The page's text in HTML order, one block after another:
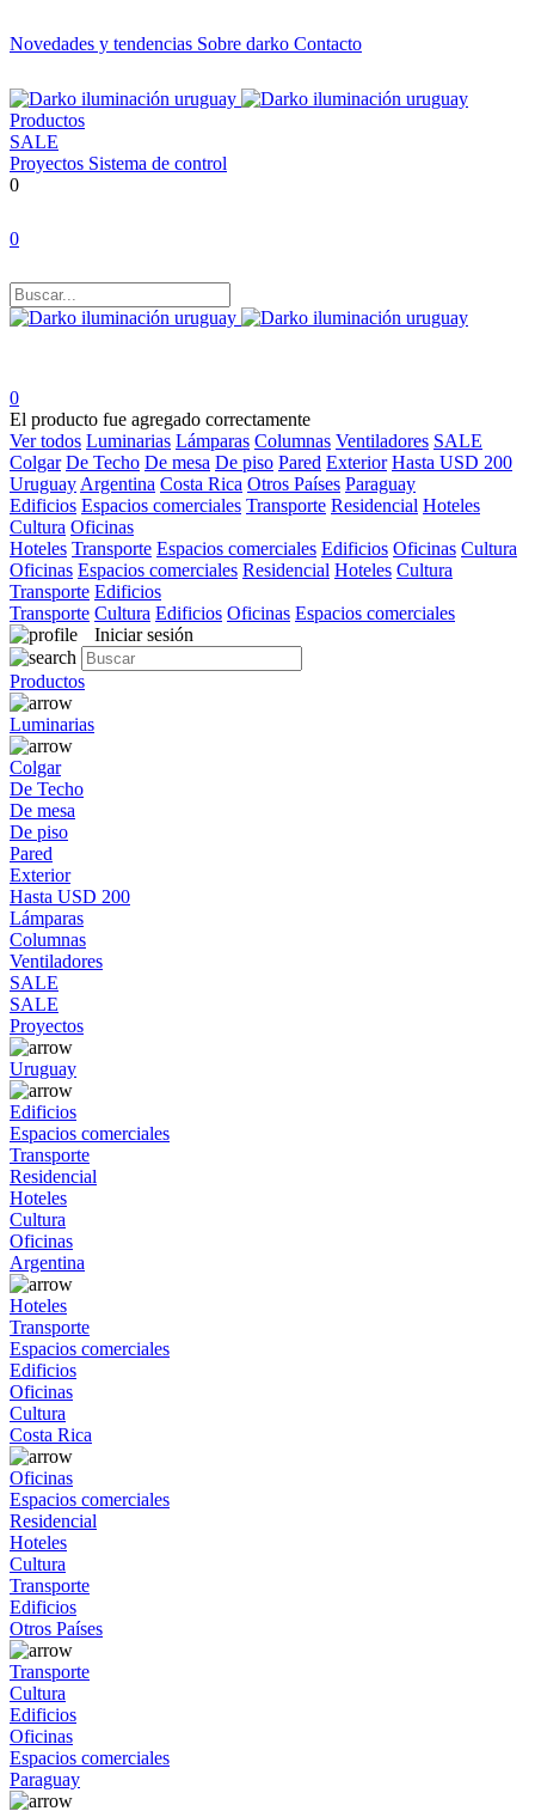
Novedades y tendencias Sobre darko Contacto
Productos
SALE
Proyectos Sistema de control
0
0
0
El producto fue agregado correctamente
Ver todos Luminarias Lámparas Columnas Ventiladores SALE
Colgar De Techo De mesa De piso Pared Exterior Hasta USD 200
Uruguay Argentina Costa Rica Otros Países Paraguay
Edificios Espacios comerciales Transporte Residencial Hoteles
Cultura Oficinas
Hoteles Transporte Espacios comerciales Edificios Oficinas Cultura
Oficinas Espacios comerciales Residencial Hoteles Cultura
Transporte Edificios
Transporte Cultura Edificios Oficinas Espacios comerciales
Iniciar sesión
Productos
Luminarias
Colgar
De Techo
De mesa
De piso
Pared
Exterior
Hasta USD 200
Lámparas
Columnas
Ventiladores
SALE
SALE
Proyectos
Uruguay
Edificios
Espacios comerciales
Transporte
Residencial
Hoteles
Cultura
Oficinas
Argentina
Hoteles
Transporte
Espacios comerciales
Edificios
Oficinas
Cultura
Costa Rica
Oficinas
Espacios comerciales
Residencial
Hoteles
Cultura
Transporte
Edificios
Otros Países
Transporte
Cultura
Edificios
Oficinas
Espacios comerciales
Paraguay